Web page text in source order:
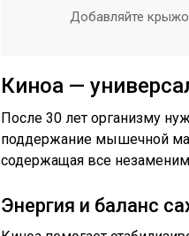
Добавляйте
Киноа —
После 30 лет организму
поддержание мышечной
содержащая все
Энергия и баланс